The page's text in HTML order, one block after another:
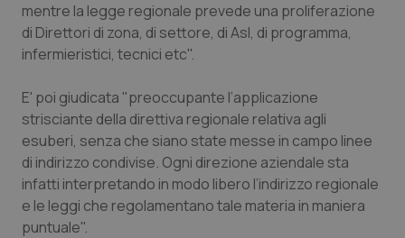
Umbria
Veneto
Oftalmologia
Oncoematologia
Oncologia & Nutrizione
Psoriasi & pelle
mentre la legge regionale prevede una proliferazione
di Direttori di zona, di settore, di Asl, di programma,
infermieristici, tecnici etc".
E' poi giudicata "preoccupante l’applicazione
strisciante della direttiva regionale relativa agli
esuberi, senza che siano state messe in campo linee
di indirizzo condivise. Ogni direzione aziendale sta
infatti interpretando in modo libero l’indirizzo regionale
e le leggi che regolamentano tale materia in maniera
puntuale".